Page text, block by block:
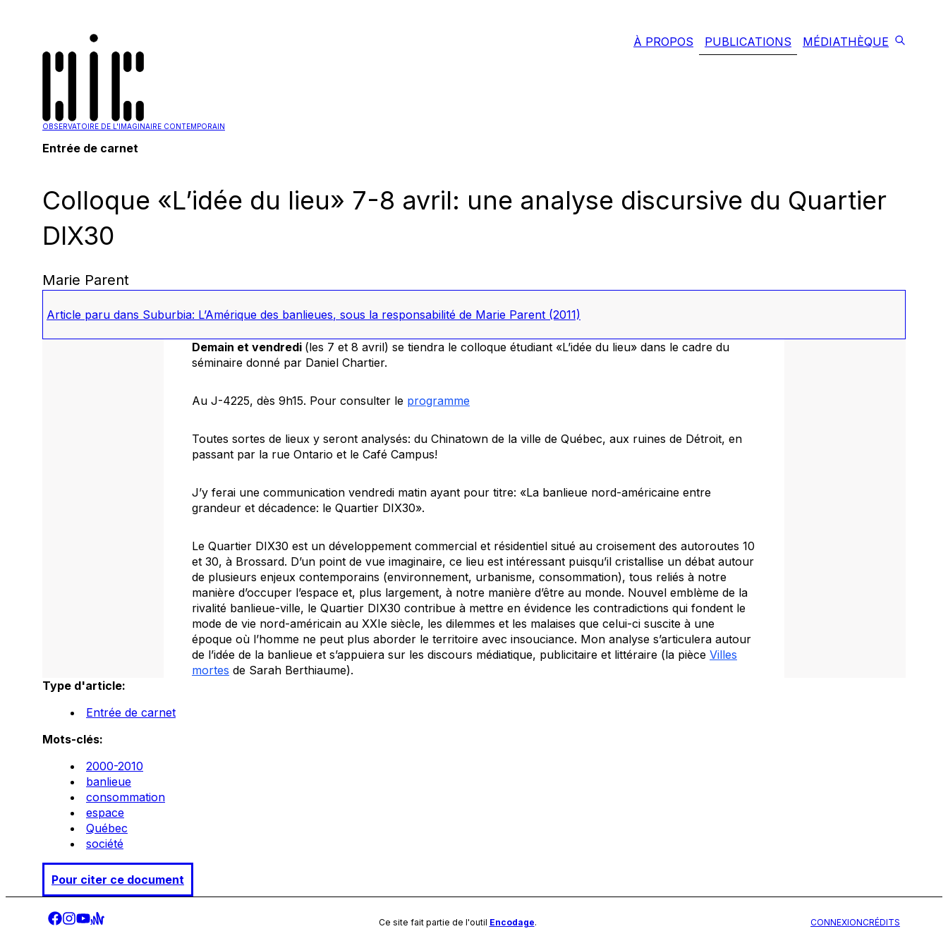
OBSERVATOIRE DE L'IMAGINAIRE CONTEMPORAIN
À PROPOS PUBLICATIONS MÉDIATHÈQUE
Entrée de carnet
Colloque «L’idée du lieu» 7-8 avril: une analyse discursive du Quartier
DIX30
Marie Parent
Article paru dans Suburbia: L’Amérique des banlieues, sous la responsabilité de Marie Parent (2011)
Demain et vendredi (les 7 et 8 avril) se tiendra le colloque étudiant «L’idée du lieu» dans le cadre du
séminaire donné par Daniel Chartier.
Au J-4225, dès 9h15. Pour consulter le programme
Toutes sortes de lieux y seront analysés: du Chinatown de la ville de Québec, aux ruines de Détroit, en
passant par la rue Ontario et le Café Campus!
J’y ferai une communication vendredi matin ayant pour titre: «La banlieue nord-américaine entre
grandeur et décadence: le Quartier DIX30».
Le Quartier DIX30 est un développement commercial et résidentiel situé au croisement des autoroutes 10
et 30, à Brossard. D’un point de vue imaginaire, ce lieu est intéressant puisqu’il cristallise un débat autour
de plusieurs enjeux contemporains (environnement, urbanisme, consommation), tous reliés à notre
manière d’occuper l’espace et, plus largement, à notre manière d’être au monde. Nouvel emblème de la
rivalité banlieue-ville, le Quartier DIX30 contribue à mettre en évidence les contradictions qui fondent le
mode de vie nord-américain au XXIe siècle, les dilemmes et les malaises que celui-ci suscite à une
époque où l’homme ne peut plus aborder le territoire avec insouciance. Mon analyse s’articulera autour
de l’idée de la banlieue et s’appuiera sur les discours médiatique, publicitaire et littéraire (la pièce Villes
mortes de Sarah Berthiaume).
Type d'article:
Entrée de carnet
Mots-clés:
2000-2010
banlieue
consommation
espace
Québec
société
Pour citer ce document
Ce site fait partie de l'outil Encodage. CONNEXIONCRÉDITS